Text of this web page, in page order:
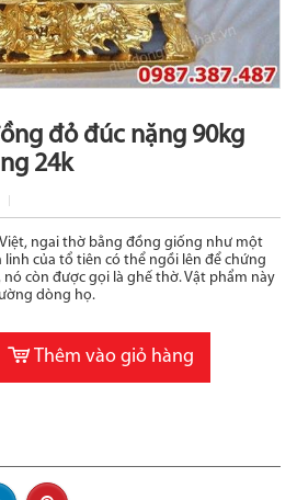
đỏ đúc nặng 90kg
24k
ngai thờ bằng đồng giống như một
linh của tổ tiên có thể ngồi lên để chứng
nó còn được gọi là ghế thờ. Vật phẩm này
dòng họ.
Thêm vào giỏ hàng